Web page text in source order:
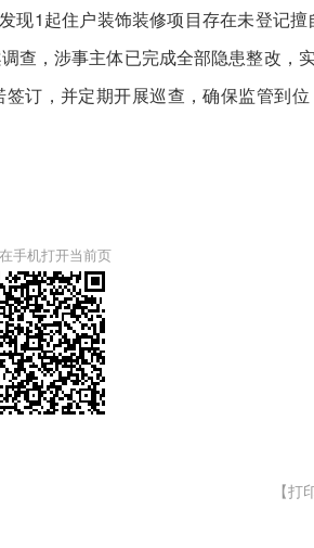
1起住户装饰装修项目存在未登记擅
查，涉事主体已完成全部隐患整改，
订，并定期开展巡查，确保监管到
手机打开当前页
【打